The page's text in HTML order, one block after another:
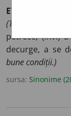
EVOLU
(Treaba ~ bine.)
petrece, (înv.)
decurge, a se
bune condiții.)
sursa: Sinonime